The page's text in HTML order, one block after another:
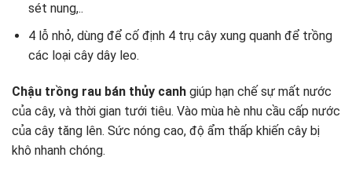
sét nung,..
4 lỗ nhỏ, dùng để cố định 4 trụ cây xung quanh để trồng
các loại cây dây leo.
Chậu trồng rau bán thủy canh giúp hạn chế sự mất nước
của cây, và thời gian tưới tiêu. Vào mùa hè nhu cầu cấp nước
của cây tăng lên. Sức nóng cao, độ ẩm thấp khiến cây bị
khô nhanh chóng.